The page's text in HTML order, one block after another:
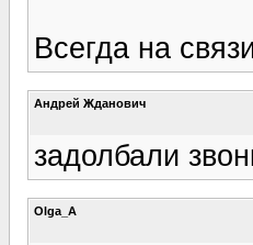
Всегда на
Андрей Жданович
задолбали
Olga_A